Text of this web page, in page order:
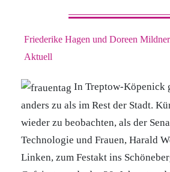
Friederike Hagen und Doreen Mildner
Aktuell
In Treptow-Köpenick
anders zu als im Rest der Stadt.
wieder zu beobachten, als der
Technologie und Frauen, Harald
Linken, zum Festakt ins